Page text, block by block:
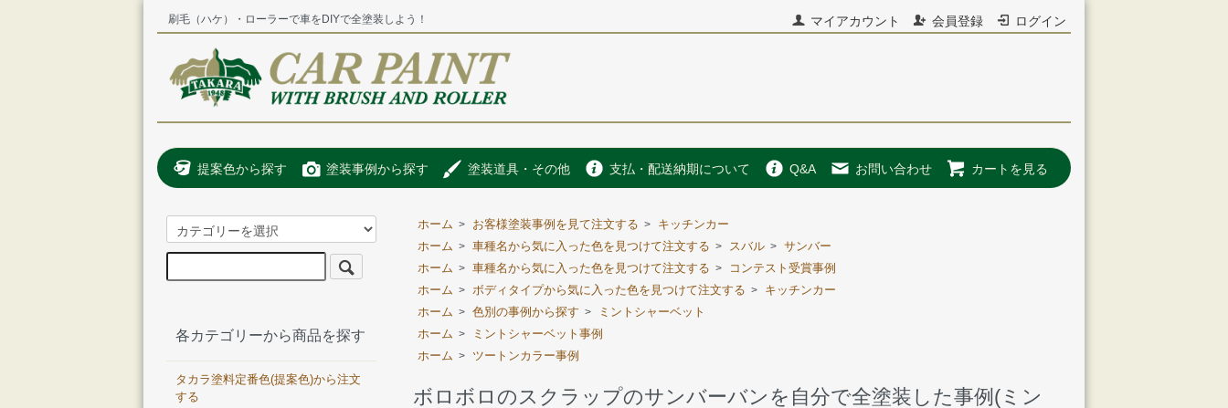
マイアカウント 会員登録 ログイン
刷毛（ハケ）・ローラーで車をDIYで全塗装しよう！
提案色から探す 塗装事例から探す 塗装道具・その他 支払・配送納期について Q&A お問い合わせ カートを見る
ホーム > お客様塗装事例を見て注文する >
キッチンカー
ホーム > 車種名から気に入った色を見つけて注文する > スバル > サンバー
ホーム > 車種名から気に入った色を見つけて注文する >
コンテスト受賞事例
ホーム > ボディタイプから気に入った色を見つけて注文する >
キッチンカー
ホーム > 色別の事例から探す >
ミントシャーベット
ホーム >
ミントシャーベット事例
ホーム > ツートンカラー事例
ボロボロのスクラップのサンバーバンを自分で全塗装した事例(ミン
各カテゴリーから商品を探す
タカラ塗料定番色(提案色)から注文
する